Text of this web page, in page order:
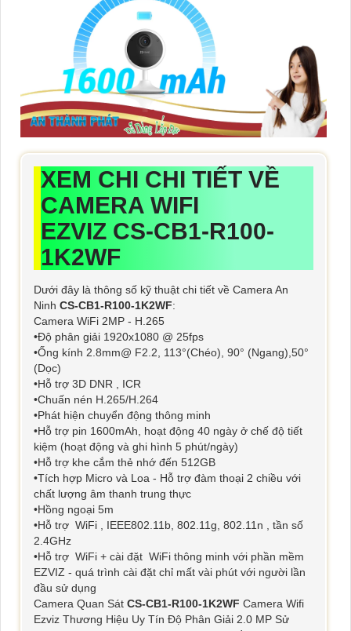
XEM CHI CHI TIẾT VỀ
CAMERA WIFI
EZVIZ CS-CB1-R100-
1K2WF
Dưới đây là thông số kỹ thuật chi tiết về Camera An
Ninh CS-CB1-R100-1K2WF:
Camera WiFi 2MP - H.265
•Độ phân giải 1920x1080 @ 25fps
•Ống kính 2.8mm@ F2.2, 113°(Chéo), 90° (Ngang),50°
(Dọc)
•Hỗ trợ 3D DNR , ICR
•Chuấn nén H.265/H.264
•Phát hiện chuyển động thông minh
•Hỗ trợ pin 1600mAh, hoạt động 40 ngày ở chế độ tiết
kiệm (hoạt động và ghi hình 5 phút/ngày)
•Hỗ trợ khe cắm thẻ nhớ đến 512GB
•Tích hợp Micro và Loa - Hỗ trợ đàm thoại 2 chiều với
chất lượng âm thanh trung thực
•Hồng ngoại 5m
•Hỗ trợ WiFi , IEEE802.11b, 802.11g, 802.11n , tần số
2.4GHz
•Hỗ trợ WiFi + cài đặt WiFi thông minh với phần mềm
EZVIZ - quá trình cài đặt chỉ mất vài phút với người lần
đầu sử dụng
Camera Quan Sát CS-CB1-R100-1K2WF Camera Wifi
Ezviz Thương Hiệu Uy Tín Độ Phân Giải 2.0 MP Sử